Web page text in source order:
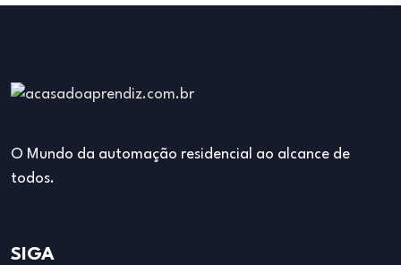
O Mundo da automação residencial ao alcance de
todos.
SIGA